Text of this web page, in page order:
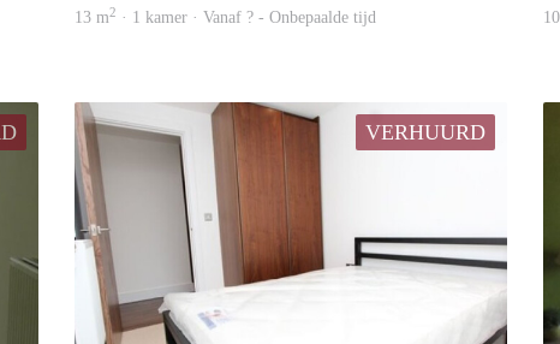
13 m2 · 1 kamer · Vanaf ? - Onbepaalde tijd
VERHUURD